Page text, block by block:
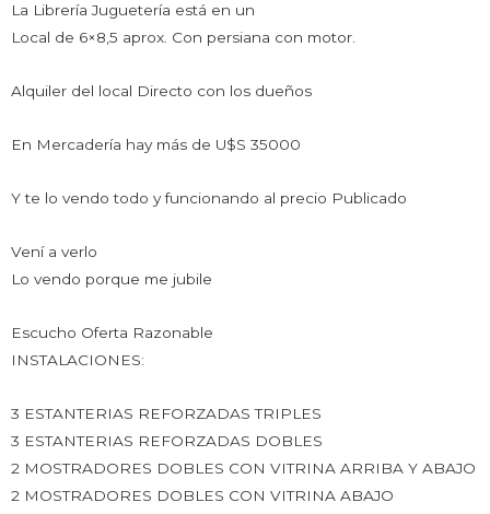
La Librería Juguetería está en un
Local de 6×8,5 aprox. Con persiana con motor.
Alquiler del local Directo con los dueños
En Mercadería hay más de U$S 35000
Y te lo vendo todo y funcionando al precio Publicado
Vení a verlo
Lo vendo porque me jubile
Escucho Oferta Razonable
INSTALACIONES:
3 ESTANTERIAS REFORZADAS TRIPLES
3 ESTANTERIAS REFORZADAS DOBLES
2 MOSTRADORES DOBLES CON VITRINA ARRIBA Y ABAJO
2 MOSTRADORES DOBLES CON VITRINA ABAJO